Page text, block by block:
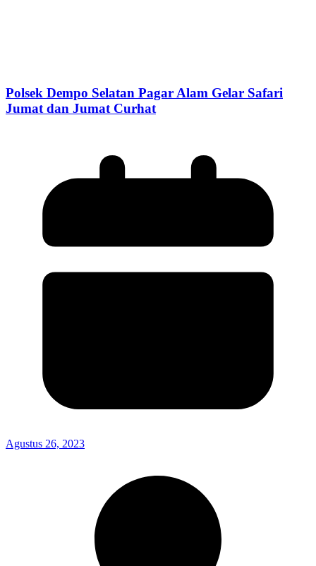
Polsek Dempo Selatan Pagar Alam Gelar Safari
Jumat dan Jumat Curhat
Agustus 26, 2023